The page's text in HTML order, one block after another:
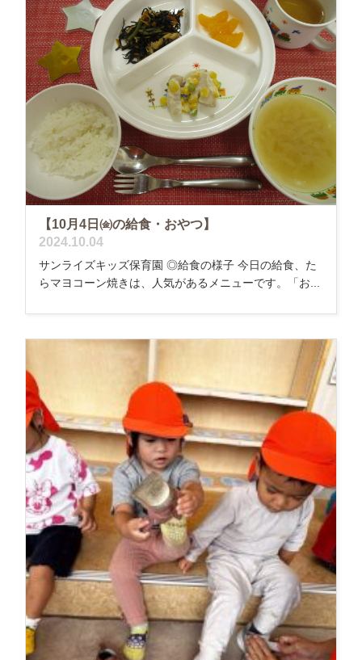
【10月4日㈮の給食・おやつ】
2024.10.04
サンライズキッズ保育園 ◎給食の様子 今日の給食、た
らマヨコーン焼きは、人気があるメニューです。「お...